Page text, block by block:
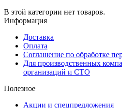
В этой категории нет товаров.
Информация
Доставка
Оплата
Соглашение по обработке
Для производственных
организаций и СТО
Полезное
Акции и спецпредложения